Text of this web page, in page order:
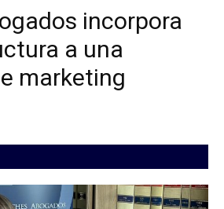
incorpora
a una
marketing